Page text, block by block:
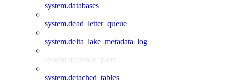
system.databases
system.dead_letter_queue
system.delta_lake_metadata_log
system.detached_parts
system.detached_tables